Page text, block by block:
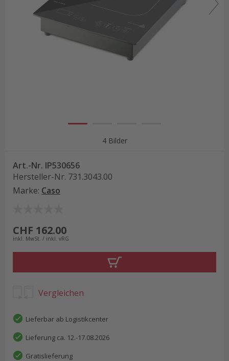
4 Bilder
Art.-Nr. IP530656
Hersteller-Nr. 731.3043.00
Marke: Caso
CHF 162.00
inkl. MwSt. / inkl. vRG
Vergleichen
Lieferbar ab Logistikcenter
Lieferung ca. 12.-17.08.2026
Gratislieferung